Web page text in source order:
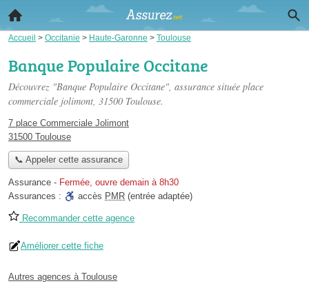
Accueil > Occitanie > Haute-Garonne > Toulouse
Banque Populaire Occitane
Découvrez "Banque Populaire Occitane", assurance située place
commerciale jolimont, 31500 Toulouse.
7 place Commerciale Jolimont
31500 Toulouse
📞 Appeler cette assurance
Assurance - Fermée, ouvre demain à 8h30
Assurances :
accès PMR (entrée adaptée)
Recommander cette agence
Améliorer cette fiche
Autres agences à Toulouse